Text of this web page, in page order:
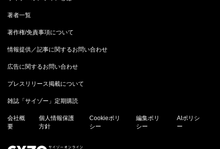
著者一覧
著作権/免責事項について
情報提供／記事に関するお問い合わせ
広告に関するお問い合わせ
プレスリリース掲載について
雑誌「サイゾー」定期購読
会社概
要
個人情報保護
方針
Cookieポリ
シー
編集ポリ
シー
AIポリシ
ー